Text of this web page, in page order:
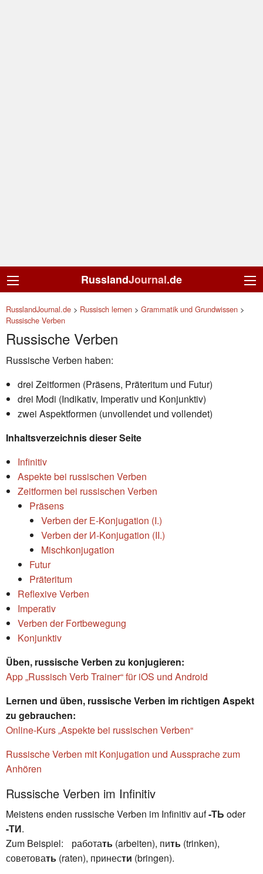
RusslandJournal.de
RusslandJournal.de > Russisch lernen > Grammatik und Grundwissen >
Russische Verben
Russische Verben
Russische Verben haben:
drei Zeitformen (Präsens, Präteritum und Futur)
drei Modi (Indikativ, Imperativ und Konjunktiv)
zwei Aspektformen (unvollendet und vollendet)
Inhaltsverzeichnis dieser Seite
Infinitiv
Aspekte bei russischen Verben
Zeitformen bei russischen Verben
Präsens
Verben der Е-Konjugation (I.)
Verben der И-Konjugation (II.)
Mischkonjugation
Futur
Präteritum
Reflexive Verben
Imperativ
Verben der Fortbewegung
Konjunktiv
Üben, russische Verben zu konjugieren:
App „Russisch Verb Trainer“ für iOS und Android
Lernen und üben, russische Verben im richtigen Aspekt
zu gebrauchen:
Online-Kurs „Aspekte bei russischen Verben“
Russische Verben mit Konjugation und Aussprache zum
Anhören
Russische Verben im Infinitiv
Meistens enden russische Verben im Infinitiv auf-ТЬ oder
-ТИ.
Zum Beispiel: работать (arbeiten), пить (trinken),
советовать (raten), принести (bringen).